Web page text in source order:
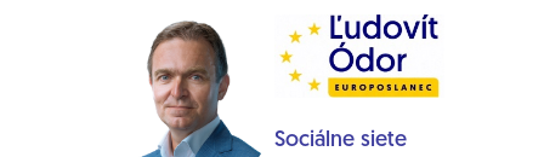
Sociálne siete